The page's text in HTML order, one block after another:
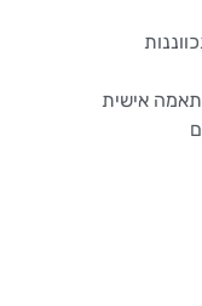
אישית